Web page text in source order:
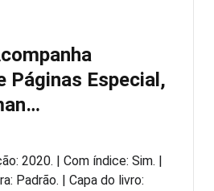
Páginas Especial,
2020. | Com índice: Sim. |
Padrão. | Capa do livro: